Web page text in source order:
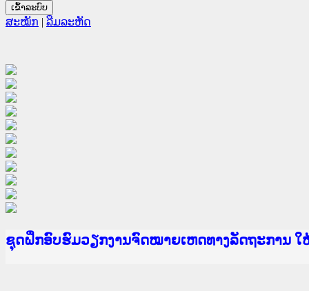
ສະໝັກ | ລືມລະຫັດ
Ministry of Justice Lao PDR
ເຜີຍແຜ່ວັບໄຊຈົດໝາຍເຫດທາງລັດຖະການ ແລະ ແອັ
ກະຊວງຍຸຕິທຳ
ຊຸດຝຶກອົບຮົມວຽກງານຈົດໝາຍເຫດທາງລັດຖະການ
ກອງປະຊຸມທົບທວນຄືນການຈັດຕັ້ງປະຕິບັດວຽກງານຈົ
ຝຶກອົບຮົມ ຜູ່ປະສານງານວຽກງານຈົດໝາຍເຫດທາງລັ
ຝຶກອົບຮົມ ຜູ່ປະສານງານວຽກງານຈົດໝາຍເຫດທາງລັ
ເຜີຍແຜ່ແອັບກົດໝາຍລາວ ແລະ ເວັບໄຊຈົດໝາຍເຫດ
ເຜີຍແຜ່ແອັບກົດໝາຍລາວ ແລະ ເວັບໄຊຈົດໝາຍເຫດ
ຍົກລະດັບວຽກງານຈົດໝາຍເຫດທາງລັດຖະການໃຫ້ຜູ້
ຊຸດຝຶກອົບຮົມວຽກງານຈົດໝາຍເຫດທາງລັດຖະການ ໃ